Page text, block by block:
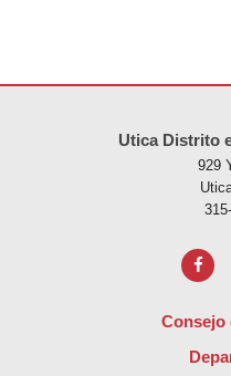
Utica Distrito
929
Consejo